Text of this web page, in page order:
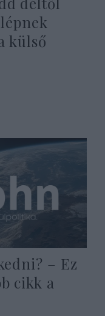
külső
– Ez
cikk a